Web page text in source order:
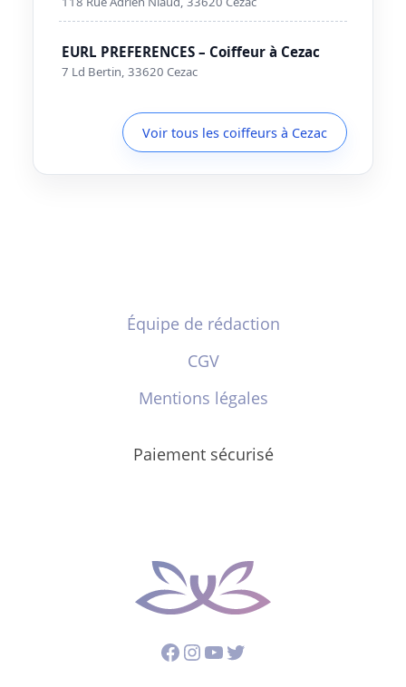
EURL PREFERENCES – Coiffeur à Cezac
7 Ld Bertin, 33620 Cezac
Voir tous les coiffeurs à Cezac
Équipe de rédaction
CGV
Mentions légales
Paiement sécurisé
Facebook
Instagram
YouTube
Twitter